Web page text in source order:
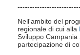
Nell'ambito del
regionale di cui alla
Sviluppo
partecipazione di